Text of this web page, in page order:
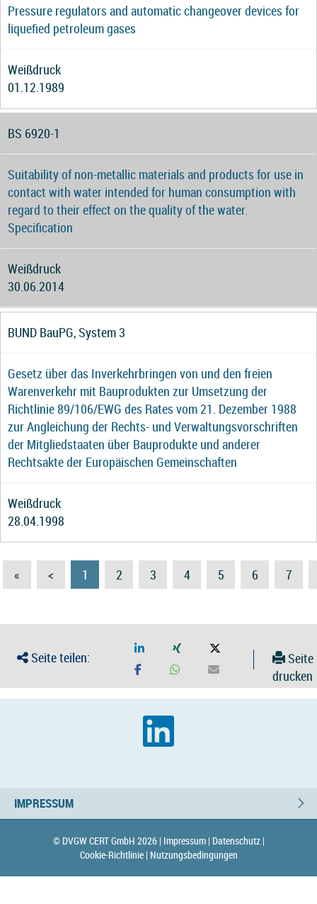
Pressure regulators and automatic changeover devices for
liquefied petroleum gases
Weißdruck
01.12.1989
BS 6920-1
Suitability of non-metallic materials and products for use in
contact with water intended for human consumption with
regard to their effect on the quality of the water.
Specification
Weißdruck
30.06.2014
BUND BauPG, System 3
Gesetz über das Inverkehrbringen von und den freien
Warenverkehr mit Bauprodukten zur Umsetzung der
Richtlinie 89/106/EWG des Rates vom 21. Dezember 1988
zur Angleichung der Rechts- und Verwaltungsvorschriften
der Mitgliedstaaten über Bauprodukte und anderer
Rechtsakte der Europäischen Gemeinschaften
Weißdruck
28.04.1998
« < 1 2 3 4 5 6 7
Seite teilen:
Seite
drucken
IMPRESSUM
© DVGW CERT GmbH 2026 | Impressum | Datenschutz |
Cookie-Richtlinie | Nutzungsbedingungen